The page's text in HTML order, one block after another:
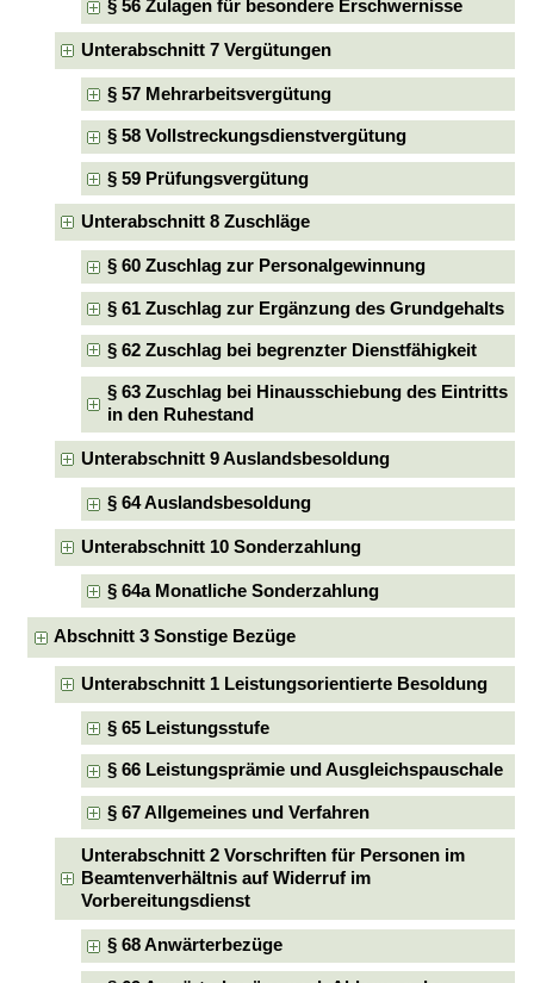
§ 56 Zulagen für besondere Erschwernisse
Unterabschnitt 7 Vergütungen
§ 57 Mehrarbeitsvergütung
§ 58 Vollstreckungsdienstvergütung
§ 59 Prüfungsvergütung
Unterabschnitt 8 Zuschläge
§ 60 Zuschlag zur Personalgewinnung
§ 61 Zuschlag zur Ergänzung des Grundgehalts
§ 62 Zuschlag bei begrenzter Dienstfähigkeit
§ 63 Zuschlag bei Hinausschiebung des Eintritts
in den Ruhestand
Unterabschnitt 9 Auslandsbesoldung
§ 64 Auslandsbesoldung
Unterabschnitt 10 Sonderzahlung
§ 64a Monatliche Sonderzahlung
Abschnitt 3 Sonstige Bezüge
Unterabschnitt 1 Leistungsorientierte Besoldung
§ 65 Leistungsstufe
§ 66 Leistungsprämie und Ausgleichspauschale
§ 67 Allgemeines und Verfahren
Unterabschnitt 2 Vorschriften für Personen im
Beamtenverhältnis auf Widerruf im
Vorbereitungsdienst
§ 68 Anwärterbezüge